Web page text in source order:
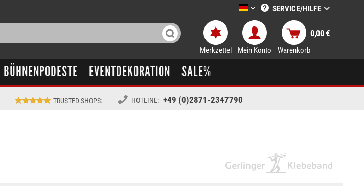
LTT-Versand deutsch
SERVICE/HILFE
Merkzettel Mein Konto Warenkorb
0,00 €
BÜHNENPODESTE EVENTDEKORATION SALE%
TRUSTED SHOPS: HOTLINE: +49 (0)2871-2347790